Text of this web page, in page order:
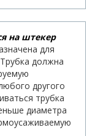
на штекер
для
должна
другого
трубка
диаметра